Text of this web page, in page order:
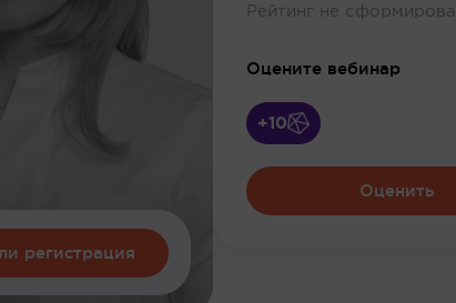
регистрация
Рейтинг не
Оцените вебинар
+10
Оценить